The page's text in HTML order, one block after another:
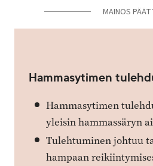
MAINOS
Hammasytimen
Hammasytimen
yleisin hammassäryn
Tulehtuminen johtuu
hampaan